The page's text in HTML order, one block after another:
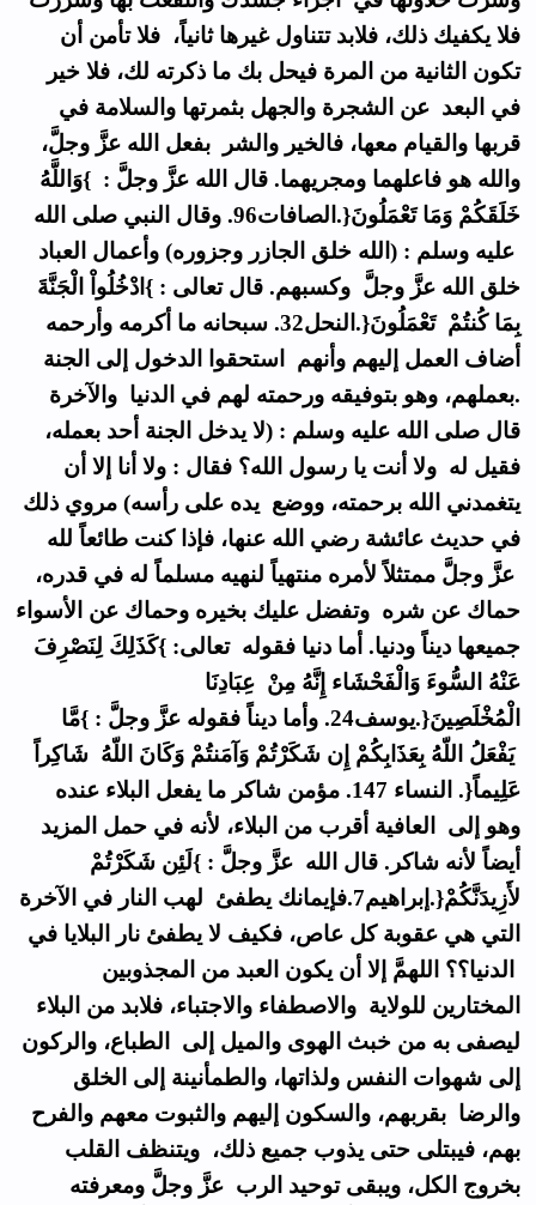
فلا يكفيك ذلك، فلابد تتناول غيرها ثانياً، فلا تأمن أن
تكون الثانية من المرة فيحل بك ما ذكرته لك، فلا خير
في البعد عن الشجرة والجهل بثمرتها والسلامة في
قربها والقيام معها، فالخير والشر بفعل الله عزَّ وجلَّ،
والله هو فاعلهما ومجريهما. قال الله عزَّ وجلَّ : }وَاللَّهُ
خَلَقَكُمْ وَمَا تَعْمَلُونَ{.الصافات96. وقال النبي صلى الله
عليه وسلم : (الله خلق الجازر وجزوره) وأعمال العباد
خلق الله عزَّ وجلَّ وكسبهم. قال تعالى : }ادْخُلُواْ الْجَنَّةَ
بِمَا كُنتُمْ تَعْمَلُونَ{.النحل32. سبحانه ما أكرمه وأرحمه
أضاف العمل إليهم وأنهم استحقوا الدخول إلى الجنة
بعملهم، وهو بتوفيقه ورحمته لهم في الدنيا والآخرة.
قال صلى الله عليه وسلم : (لا يدخل الجنة أحد بعمله،
فقيل له ولا أنت يا رسول الله؟ فقال : ولا أنا إلا أن
يتغمدني الله برحمته، ووضع يده على رأسه) مروي ذلك
في حديث عائشة رضي الله عنها، فإذا كنت طائعاً لله
عزَّ وجلَّ ممتثلاً لأمره منتهياً لنهيه مسلماً له في قدره،
حماك عن شره وتفضل عليك بخيره وحماك عن الأسواء
جميعها ديناً ودنيا. أما دنيا فقوله تعالى: }كَذَلِكَ لِنَصْرِفَ
عَنْهُ السُّوءَ وَالْفَحْشَاء إِنَّهُ مِنْ عِبَادِنَا
الْمُخْلَصِينَ{.يوسف24. وأما ديناً فقوله عزَّ وجلَّ : }مَّا
يَفْعَلُ اللّهُ بِعَذَابِكُمْ إِن شَكَرْتُمْ وَآمَنتُمْ وَكَانَ اللّهُ شَاكِراً
عَلِيماً{. النساء 147. مؤمن شاكر ما يفعل البلاء عنده
وهو إلى العافية أقرب من البلاء، لأنه في حمل المزيد
أيضاً لأنه شاكر. قال الله عزَّ وجلَّ : }لَئِن شَكَرْتُمْ
لأَزِيدَنَّكُمْ{.إبراهيم7.فإيمانك يطفئ لهب النار في الآخرة
التي هي عقوبة كل عاص، فكيف لا يطفئ نار البلايا في
الدنيا؟؟ اللهمَّ إلا أن يكون العبد من المجذوبين
المختارين للولاية والاصطفاء والاجتباء، فلابد من البلاء
ليصفى به من خبث الهوى والميل إلى الطباع، والركون
إلى شهوات النفس ولذاتها، والطمأنينة إلى الخلق
والرضا بقربهم، والسكون إليهم والثبوت معهم والفرح
بهم، فيبتلى حتى يذوب جميع ذلك، ويتنظف القلب
بخروج الكل، ويبقى توحيد الرب عزَّ وجلَّ ومعرفته